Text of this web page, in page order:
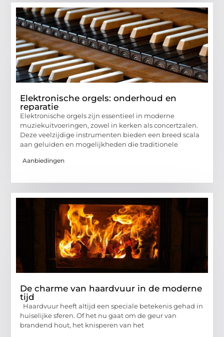
Elektronische orgels: onderhoud en
reparatie
Elektronische orgels zijn essentieel in moderne
muziekuitvoeringen, zowel in kerken als concertzalen.
Deze veelzijdige instrumenten bieden een breed scala
aan geluiden en mogelijkheden die traditionele
Aanbiedingen
De charme van haardvuur in de moderne
tijd
Haardvuur heeft altijd een speciale betekenis gehad in
huiselijke sferen. Of het nu gaat om de geur van
brandend hout, het knisperen van het